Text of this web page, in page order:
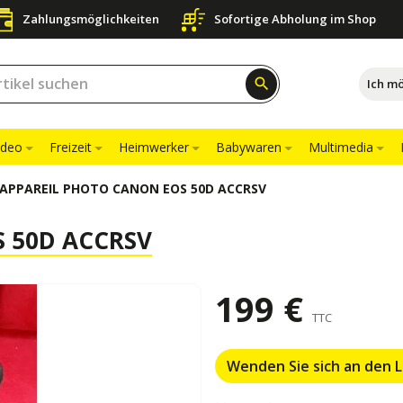
Zahlungsmöglichkeiten Sofortige Abholung im Shop
search Ich
Freizeit Heimwerker Babywaren Multimedia
APPAREIL PHOTO CANON EOS 50D ACCRSV
50D ACCRSV
199 € TTC
Wenden Sie sich an den